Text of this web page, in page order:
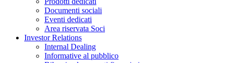
Documenti sociali
Eventi dedicati
Area riservata Soci
Investor Relations
Internal Dealing
Informative al pubblico